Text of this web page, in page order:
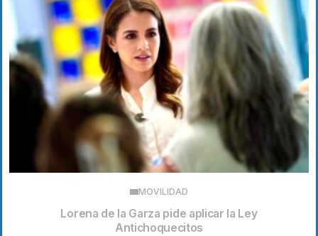
MOVILIDAD
Lorena de la Garza pide aplicar la Ley
Antichoquecitos